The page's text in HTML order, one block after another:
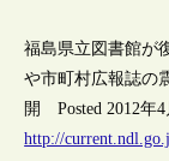
福島県立図書館が
や市町村広報誌の
開 Posted 2012年4
http://